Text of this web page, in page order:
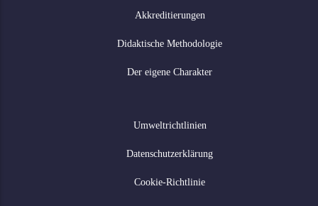
Akkreditierungen
Didaktische Methodologie
Der eigene Charakter
Umweltrichtlinien
Datenschutzerklärung
Cookie-Richtlinie